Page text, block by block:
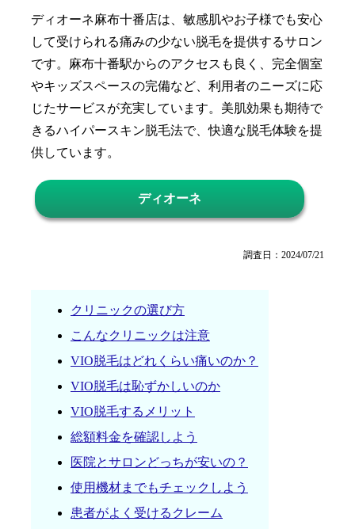
ディオーネ麻布十番店は、敏感肌やお子様でも安心
して受けられる痛みの少ない脱毛を提供するサロン
です。麻布十番駅からのアクセスも良く、完全個室
やキッズスペースの完備など、利用者のニーズに応
じたサービスが充実しています。美肌効果も期待で
きるハイパースキン脱毛法で、快適な脱毛体験を提
供しています。
ディオーネ
調査日：2024/07/21
クリニックの選び方
こんなクリニックは注意
VIO脱毛はどれくらい痛いのか？
VIO脱毛は恥ずかしいのか
VIO脱毛するメリット
総額料金を確認しよう
医院とサロンどっちが安いの？
使用機材までもチェックしよう
患者がよく受けるクレーム